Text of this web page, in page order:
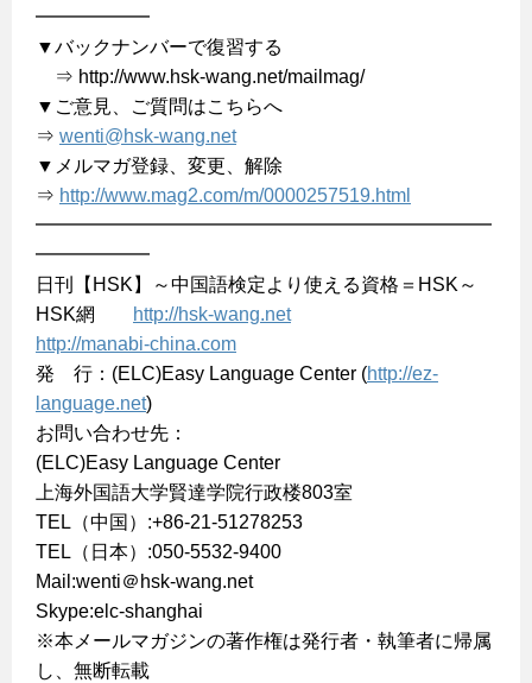
━━━━━━
▼バックナンバーで復習する
⇒ http://www.hsk-wang.net/mailmag/
▼ご意見、ご質問はこちらへ
⇒ wenti@hsk-wang.net
▼メルマガ登録、変更、解除
⇒ http://www.mag2.com/m/0000257519.html
━━━━━━━━━━━━━━━━━━━━━━━━
━━━━━━
日刊【HSK】～中国語検定より使える資格＝HSK～
HSK網
http://hsk-wang.net
http://manabi-china.com
発 行：(ELC)Easy Language Center (http://ez-
language.net)
お問い合わせ先：
(ELC)Easy Language Center
上海外国語大学賢達学院行政楼803室
TEL（中国）:+86-21-51278253
TEL（日本）:050-5532-9400
Mail:wenti＠hsk-wang.net
Skype:elc-shanghai
※本メールマガジンの著作権は発行者・執筆者に帰属
し、無断転載